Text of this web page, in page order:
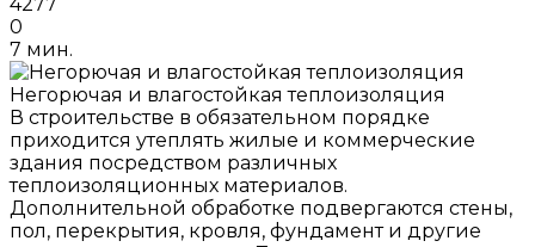
0
7 мин.
Негорючая и влагостойкая теплоизоляция
В строительстве в обязательном порядке
приходится утеплять жилые и коммерческие
здания посредством различных
теплоизоляционных материалов.
Дополнительной обработке подвергаются стены,
пол, перекрытия, кровля, фундамент и другие